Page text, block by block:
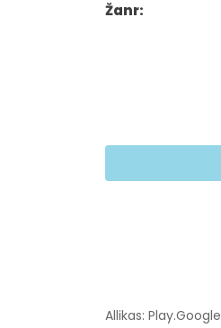
Žanr:
Allikas: